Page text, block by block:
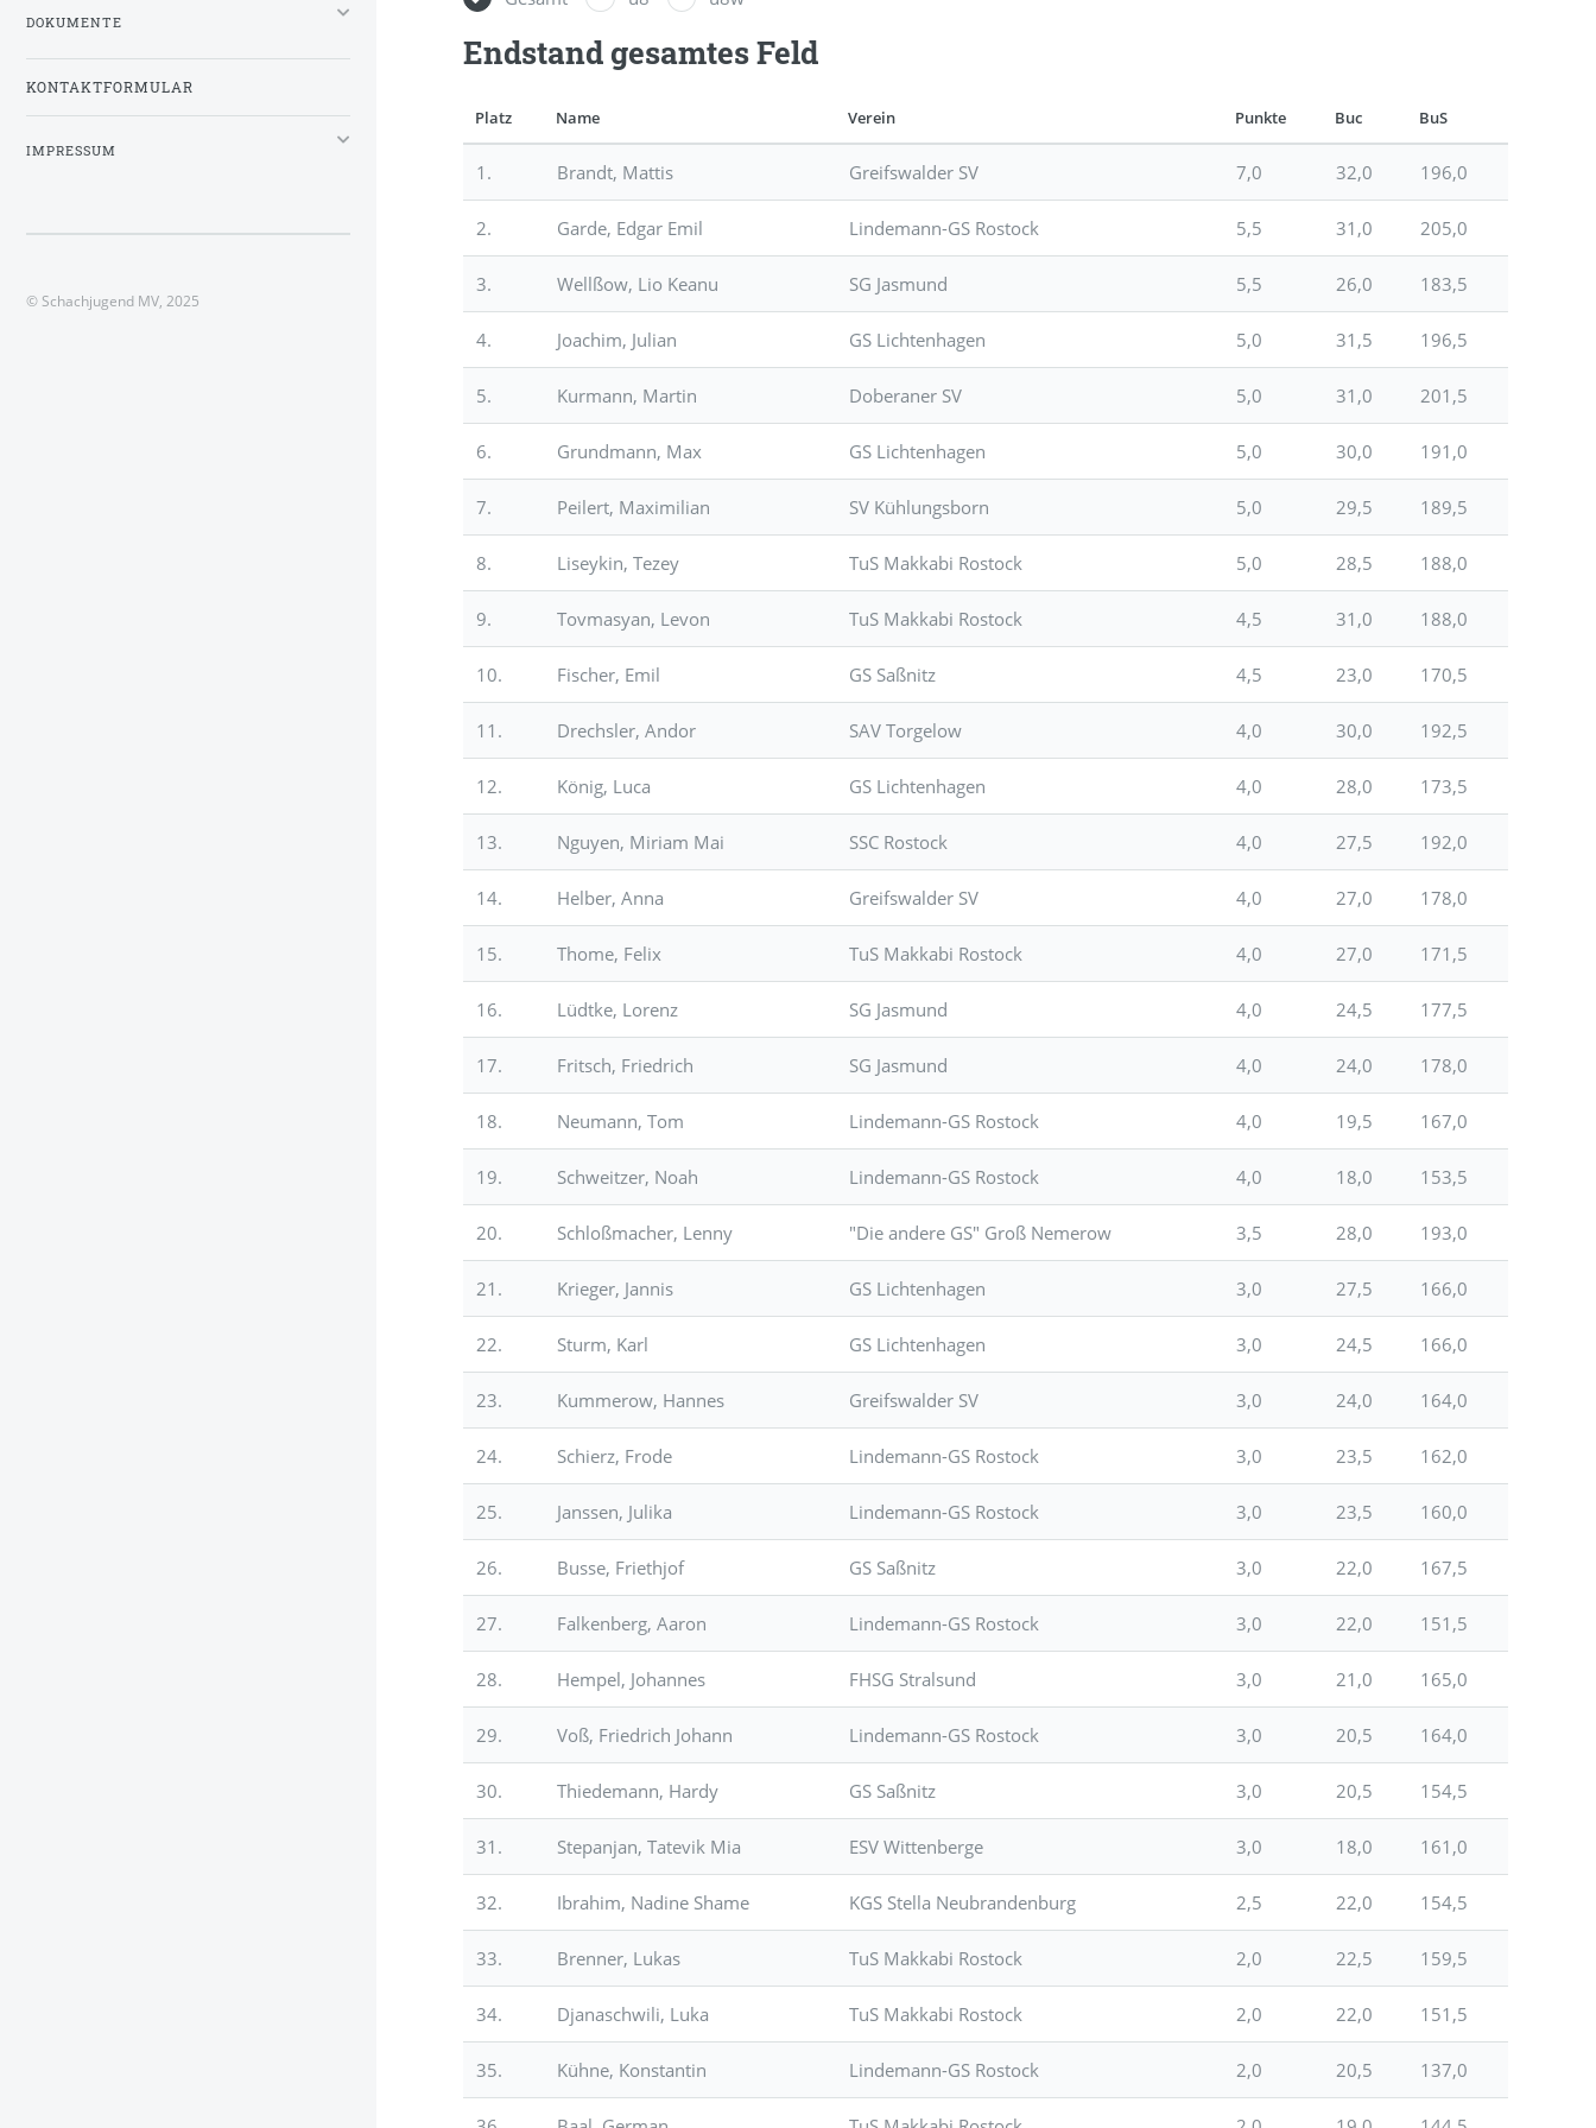
Endstand gesamtes Feld
Platz Name Verein Punkte Buc BuS
1. Brandt, Mattis Greifswalder SV 7,0 32,0 196,0
2. Garde, Edgar Emil Lindemann-GS Rostock 5,5 31,0 205,0
3. Wellßow, Lio Keanu SG Jasmund 5,5 26,0 183,5
4. Joachim, Julian GS Lichtenhagen 5,0 31,5 196,5
5. Kurmann, Martin Doberaner SV 5,0 31,0 201,5
6. Grundmann, Max GS Lichtenhagen 5,0 30,0 191,0
7. Peilert, Maximilian SV Kühlungsborn 5,0 29,5 189,5
8. Liseykin, Tezey TuS Makkabi Rostock 5,0 28,5 188,0
9. Tovmasyan, Levon TuS Makkabi Rostock 4,5 31,0 188,0
10. Fischer, Emil GS Saßnitz 4,5 23,0 170,5
11. Drechsler, Andor SAV Torgelow 4,0 30,0 192,5
12. König, Luca GS Lichtenhagen 4,0 28,0 173,5
13. Nguyen, Miriam Mai SSC Rostock 4,0 27,5 192,0
14. Helber, Anna Greifswalder SV 4,0 27,0 178,0
15. Thome, Felix TuS Makkabi Rostock 4,0 27,0 171,5
16. Lüdtke, Lorenz SG Jasmund 4,0 24,5 177,5
17. Fritsch, Friedrich SG Jasmund 4,0 24,0 178,0
18. Neumann, Tom Lindemann-GS Rostock 4,0 19,5 167,0
19. Schweitzer, Noah Lindemann-GS Rostock 4,0 18,0 153,5
20. Schloßmacher, Lenny "Die andere GS" Groß Nemerow 3,5 28,0 193,0
21. Krieger, Jannis GS Lichtenhagen 3,0 27,5 166,0
22. Sturm, Karl GS Lichtenhagen 3,0 24,5 166,0
23. Kummerow, Hannes Greifswalder SV 3,0 24,0 164,0
24. Schierz, Frode Lindemann-GS Rostock 3,0 23,5 162,0
25. Janssen, Julika Lindemann-GS Rostock 3,0 23,5 160,0
26. Busse, Friethjof GS Saßnitz 3,0 22,0 167,5
27. Falkenberg, Aaron Lindemann-GS Rostock 3,0 22,0 151,5
28. Hempel, Johannes FHSG Stralsund 3,0 21,0 165,0
29. Voß, Friedrich Johann Lindemann-GS Rostock 3,0 20,5 164,0
30. Thiedemann, Hardy GS Saßnitz 3,0 20,5 154,5
31. Stepanjan, Tatevik Mia ESV Wittenberge 3,0 18,0 161,0
32. Ibrahim, Nadine Shame KGS Stella Neubrandenburg 2,5 22,0 154,5
33. Brenner, Lukas TuS Makkabi Rostock 2,0 22,5 159,5
34. Djanaschwili, Luka TuS Makkabi Rostock 2,0 22,0 151,5
35. Kühne, Konstantin Lindemann-GS Rostock 2,0 20,5 137,0
DOKUMENTE
KONTAKTFORMULAR
IMPRESSUM
© Schachjugend MV, 2025